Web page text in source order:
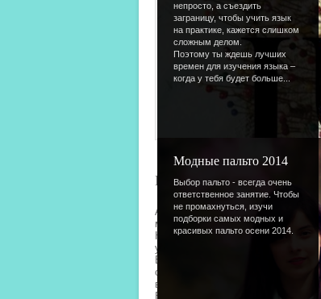
непросто, а съездить
заграницу, чтобы учить язык
на практике, кажется слишком
сложным делом.
Поэтому ты ждешь лучших
времен для изучения языка –
когда у тебя будет больше...
Модные пальто 2014
Выбор пальто - всегда очень
ответственное занятие. Чтобы
не промахнуться, изучи
подборки самых модных и
красивых пальто осени 2014.
Нам почти 4 года
А ты в курсе? Совсем скоро
масштабная.
Конечно, к своему Дню
участие...
Во Флешмобе
отографируйся с признанием в
выставляй результат в тему или
В